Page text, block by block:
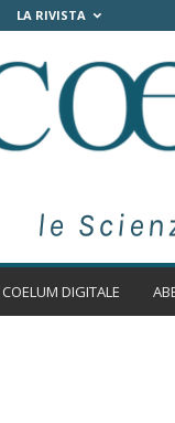
LA RIVISTA
COELUM DIGITALE